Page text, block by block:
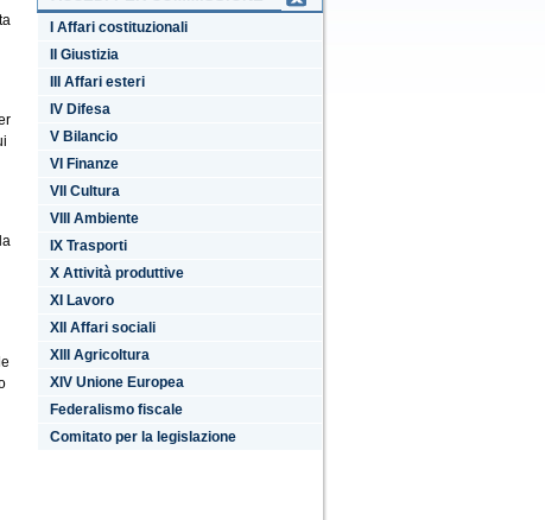
I Affari costituzionali
II Giustizia
III Affari esteri
IV Difesa
V Bilancio
VI Finanze
VII Cultura
VIII Ambiente
IX Trasporti
X Attività produttive
XI Lavoro
XII Affari sociali
XIII Agricoltura
XIV Unione Europea
Federalismo fiscale
Comitato per la legislazione